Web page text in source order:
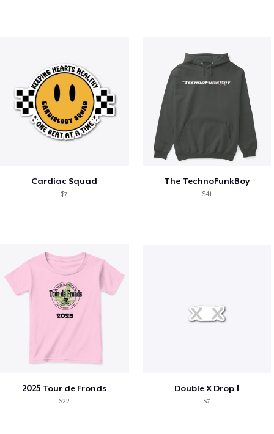
Cardiac Squad
$7
The TechnoFunkBoy
$41
2025 Tour de Fronds
$22
Double X Drop 1
$7